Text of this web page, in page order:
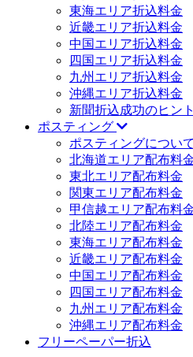
東海エリア折込料金
近畿エリア折込料金
中国エリア折込料金
四国エリア折込料金
九州エリア折込料金
沖縄エリア折込料金
新聞折込成功のヒント
ポスティング
ポスティングについて
北海道エリア配布料
東北エリア配布料金
関東エリア配布料金
甲信越エリア配布料
北陸エリア配布料金
東海エリア配布料金
近畿エリア配布料金
中国エリア配布料金
四国エリア配布料金
九州エリア配布料金
沖縄エリア配布料金
フリーペーパー折込